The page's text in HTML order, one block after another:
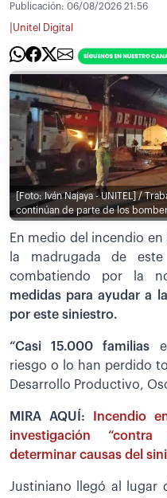
Publicación: 06/08/2026 21:56
Unitel Digital
[Foto: Iván Najaya - UNITEL] /
continúan de parte de los
En medio del incendio
la madrugada de
combatiendo por la
medidas para ayudar a
por este siniestro.
“Casi 15.000 familias
riesgo o lo han perdido
Desarrollo Productivo,
MIRA AQUÍ:
Incendio
investigación
determinar causas del
Justiniano llegó al lugar